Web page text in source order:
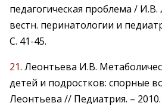
педагогическая проблема /
вестн. перинатологии и
С. 41-45.
21. Леонтьева И.В.
детей и подростков: спорные
Леонтьева // Педиатрия. –